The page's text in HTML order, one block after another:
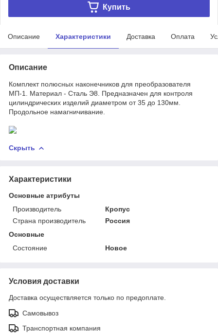
Купить
Описание Характеристики Доставка Оплата
Описание
Комплект полюсных наконечников для преобразователя
МП-1. Материал - Сталь Э8. Предназначен для контроля
цилиндрических изделий диаметром от 35 до 130мм.
Продольное намагничивание.
Скрыть
Характеристики
Основные атрибуты
Производитель
Кропус
Страна производитель
Россия
Основные
Состояние
Новое
Условия доставки
Доставка осуществляется только по предоплате.
Самовывоз
Транспортная компания